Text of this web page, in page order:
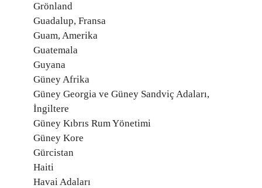
Grönland
Guadalup, Fransa
Guam, Amerika
Guatemala
Guyana
Güney Afrika
Güney Georgia ve Güney Sandviç Adaları,
İngiltere
Güney Kıbrıs Rum Yönetimi
Güney Kore
Gürcistan
Haiti
Havai Adaları